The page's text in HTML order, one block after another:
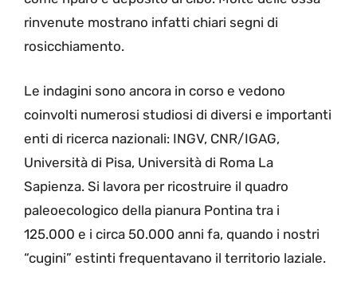
rinvenute mostrano infatti chiari segni di
rosicchiamento.
Le indagini sono ancora in corso e vedono
coinvolti numerosi studiosi di diversi e importanti
enti di ricerca nazionali: INGV, CNR/IGAG,
Università di Pisa, Università di Roma La
Sapienza. Si lavora per ricostruire il quadro
paleoecologico della pianura Pontina tra i
125.000 e i circa 50.000 anni fa, quando i nostri
“cugini” estinti frequentavano il territorio laziale.